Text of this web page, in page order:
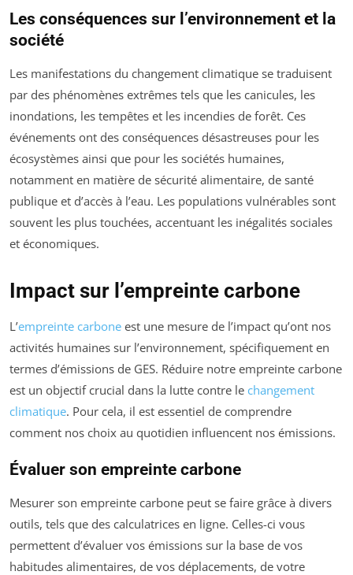
Les conséquences sur l’environnement et la
société
Les manifestations du changement climatique se traduisent
par des phénomènes extrêmes tels que les canicules, les
inondations, les tempêtes et les incendies de forêt. Ces
événements ont des conséquences désastreuses pour les
écosystèmes ainsi que pour les sociétés humaines,
notamment en matière de sécurité alimentaire, de santé
publique et d’accès à l’eau. Les populations vulnérables sont
souvent les plus touchées, accentuant les inégalités sociales
et économiques.
Impact sur l’empreinte carbone
L’empreinte carbone est une mesure de l’impact qu’ont nos
activités humaines sur l’environnement, spécifiquement en
termes d’émissions de GES. Réduire notre empreinte carbone
est un objectif crucial dans la lutte contre le changement
climatique. Pour cela, il est essentiel de comprendre
comment nos choix au quotidien influencent nos émissions.
Évaluer son empreinte carbone
Mesurer son empreinte carbone peut se faire grâce à divers
outils, tels que des calculatrices en ligne. Celles-ci vous
permettent d’évaluer vos émissions sur la base de vos
habitudes alimentaires, de vos déplacements, de votre